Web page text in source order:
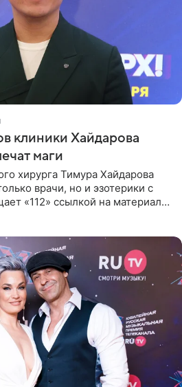
клиники Хайдарова
маги
хирурга Тимура Хайдарова
врачи, но и эзотерики с
«112» ссылкой на материалы